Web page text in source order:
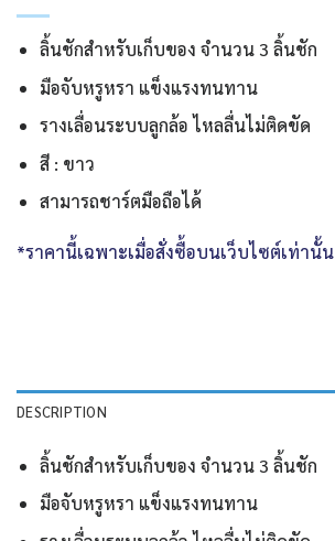
ลิ้นชักสำหรับเก็บของ จำนวน 3 ลิ้นชัก
มือจับหรูหรา แข็งแรงทนทาน
รางเลื่อนระบบลูกล้อ ไหลลื่นไม่ติดขัด
สี : ขาว
สามารถชาร์ตมือถือได้
*ราคานี้เฉพาะเมื่อสั่งซื้อบนเว็บไซต์เท่านั้น
DESCRIPTION
ลิ้นชักสำหรับเก็บของ จำนวน 3 ลิ้นชัก
มือจับหรูหรา แข็งแรงทนทาน